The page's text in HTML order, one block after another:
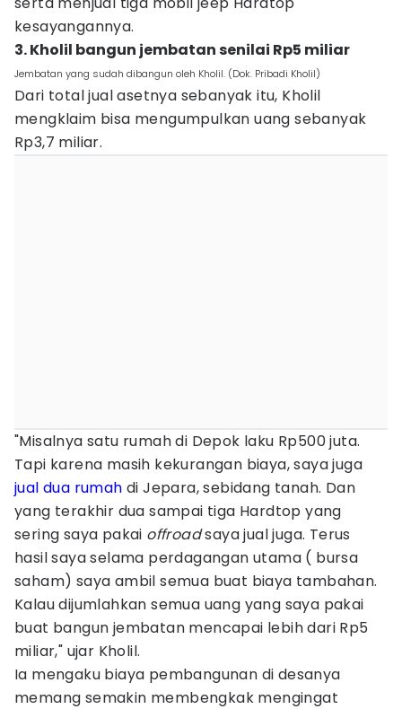
kesayangannya.
3. Kholil bangun jembatan senilai Rp5 miliar
Jembatan yang sudah dibangun oleh Kholil. (Dok. Pribadi Kholil)
Dari total jual asetnya sebanyak itu, Kholil
mengklaim bisa mengumpulkan uang sebanyak
Rp3,7 miliar.
"Misalnya satu rumah di Depok laku Rp500 juta.
Tapi karena masih kekurangan biaya, saya juga
jual dua rumah di Jepara, sebidang tanah. Dan
yang terakhir dua sampai tiga Hardtop yang
sering saya pakai offroadsaya jual juga. Terus
hasil saya selama perdagangan utama ( bursa
saham) saya ambil semua buat biaya tambahan.
Kalau dijumlahkan semua uang yang saya pakai
buat bangun jembatan mencapai lebih dari Rp5
miliar," ujar Kholil.
Ia mengaku biaya pembangunan di desanya
memang semakin membengkak mengingat